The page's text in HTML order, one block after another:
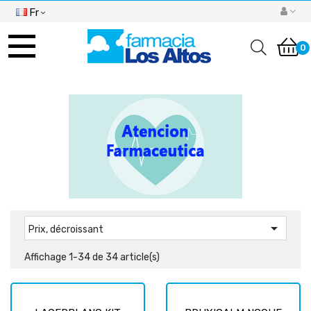
Fr
Basculer
navigation
0
Prix, décroissant 
Affichage 1-34 de 34 article(s)